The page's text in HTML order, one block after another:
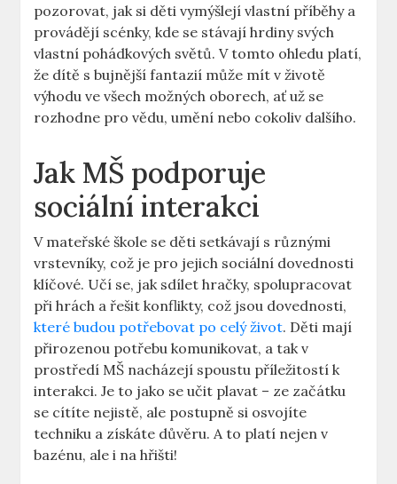
pozorovat, jak⁢ si děti vymýšlejí vlastní příběhy a
provádějí scénky, kde se stávají hrdiny svých
vlastní⁢ pohádkových světů. ​V tomto ohledu platí,
⁤že dítě s​ bujnější fantazií může mít v životě⁣
výhodu ve ⁤všech možných oborech, ať už se
rozhodne pro vědu, umění nebo cokoliv⁢ dalšího.
Jak MŠ podporuje
sociální ‍interakci
V mateřské škole se děti ‌setkávají s⁣ různými
⁣vrstevníky, což je pro jejich sociální dovednosti⁣
klíčové. Učí se, jak sdílet hračky, ‍spolupracovat
při hrách ‍a řešit konflikty, což jsou dovednosti,
které budou potřebovat po celý život. Děti mají
přirozenou potřebu komunikovat, a tak v
prostředí MŠ nacházejí spoustu příležitostí k ​
interakci. ⁤Je to jako se učit plavat – ⁢ze začátku
⁣se cítíte ⁢nejistě, ale postupně si osvojíte
techniku a získáte důvěru. A to platí nejen v
bazénu, ale i na hřišti!